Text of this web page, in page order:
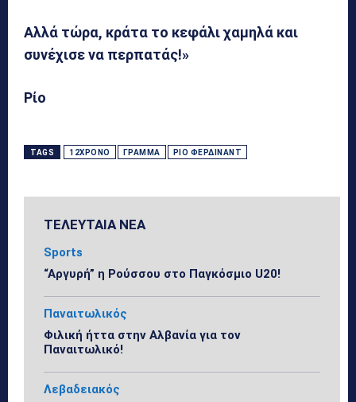
Αλλά τώρα, κράτα το κεφάλι χαμηλά και
συνέχισε να περπατάς!»
Ρίο
TAGS 12ΧΡΟΝΟ ΓΡΆΜΜΑ ΡΊΟ ΦΈΡΔΙΝΑΝΤ
ΤΕΛΕΥΤΑΙΑ ΝΕΑ
Sports
“Αργυρή” η Ρούσσου στο Παγκόσμιο U20!
Παναιτωλικός
Φιλική ήττα στην Αλβανία για τον
Παναιτωλικό!
Λεβαδειακός